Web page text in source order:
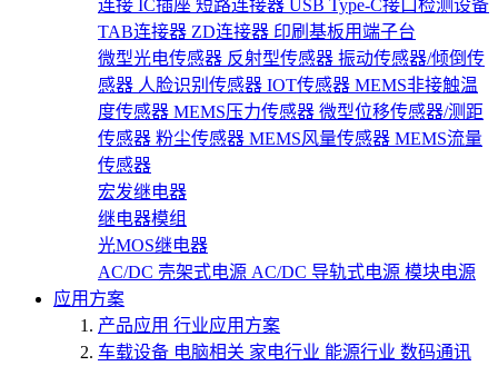
连接 IC插座 短路连接器 USB Type-C接口检测设备
TAB连接器 ZD连接器 印刷基板用端子台
微型光电传感器 反射型传感器 振动传感器/倾倒传
感器 人脸识别传感器 IOT传感器 MEMS非接触温
度传感器 MEMS压力传感器 微型位移传感器/测距
传感器 粉尘传感器 MEMS风量传感器 MEMS流量
传感器
宏发继电器
继电器模组
光MOS继电器
AC/DC 壳架式电源 AC/DC 导轨式电源 模块电源
应用方案
产品应用 行业应用方案
车载设备 电脑相关 家电行业 能源行业 数码通讯